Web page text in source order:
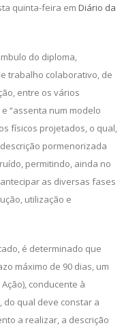
quinta-feira em Diário da
do diploma,
trabalho colaborativo, de
entre os vários
“assenta num modelo
físicos projetados, o qual,
pormenorizada
permitindo, ainda no
as diversas fases
utilização e
é determinado que
máximo de 90 dias, um
conducente à
do qual deve constar a
a realizar, a descrição